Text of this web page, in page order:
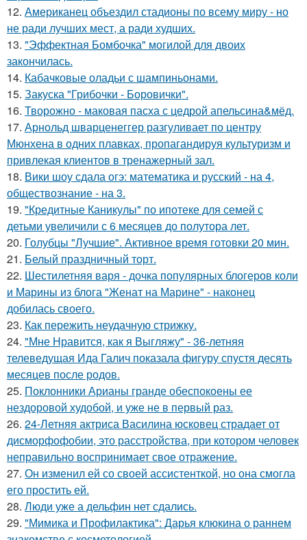
12. Американец объездил стадионы по всему миру - но
не ради лучших мест, а ради худших.
13. "Эффектная Бомбочка" могилой для двоих
закончилась.
14. Кабачковые оладьи с шампиньонами.
15. Закуска "Грибочки - Боровички".
16. Творожно - маковая пасха с цедрой апельсина&мёд.
17. Арнольд шварценеггер разгуливает по центру
Мюнхена в одних плавках, пропагандируя культуризм и
привлекая клиентов в тренажерный зал.
18. Вики шоу сдала огэ: математика и русский - на 4,
обществознание - на 3.
19. "Кредитные Каникулы" по ипотеке для семей с
детьми увеличили с 6 месяцев до полутора лет.
20. Голубцы "Лучшие". Активное время готовки 20 мин.
21. Белый праздничный торт.
22. Шестилетняя варя - дочка популярных блогеров коли
и Марины из блога "Женат на Марине" - наконец
добилась своего.
23. Как пережить неудачную стрижку.
24. "Мне Нравится, как я Выгляжу" - 36-летняя
телеведущая Ида Галич показала фигуру спустя десять
месяцев после родов.
25. Поклонники Арианы гранде обеспокоены ее
нездоровой худобой, и уже не в первый раз.
26. 24-Летняя актриса Василина юсковец страдает от
дисморфофобии, это расстройства, при котором человек
неправильно воспринимает свое отражение.
27. Он изменил ей со своей ассистенткой, но она смогла
его простить ей.
28. Люди уже а дельфин нет сдались.
29. "Мимика и Профилактика": Дарья клюкина о раннем